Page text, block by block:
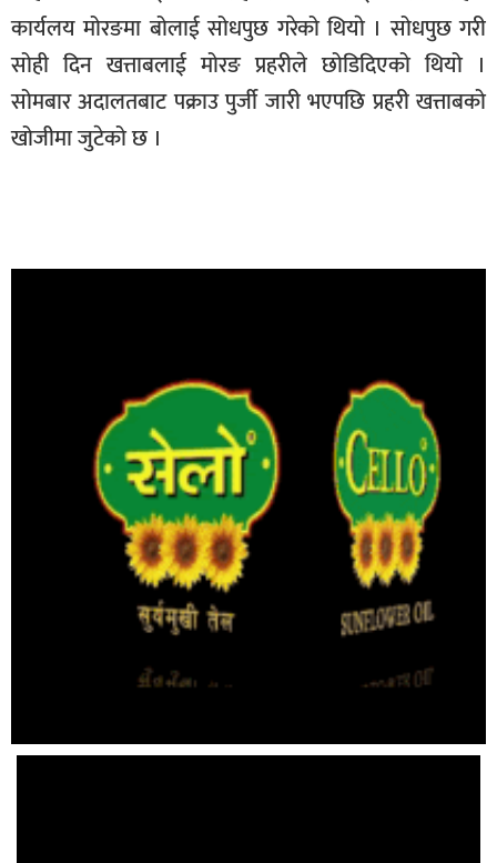
कार्यलय मोरङमा बोलाई सोधपुछ गरेको थियाे । सोधपुछ गरी
सोही दिन खत्ताबलाई मोरङ प्रहरीले छोडिदिएको थियो ।
सोमबार अदालतबाट पक्राउ पुर्जी जारी भएपछि प्रहरी खत्ताबको
खोजीमा जुटेको छ ।